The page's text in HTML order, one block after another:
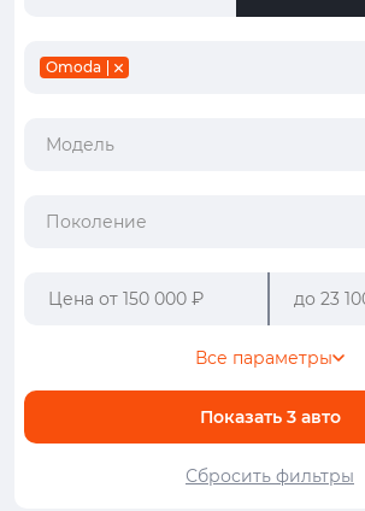
Omoda
Модель
Поколение
Показать 3 авто
Все параметры
Сбросить фильтры